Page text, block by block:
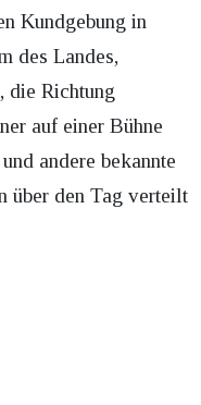
Kundgebung in
des Landes,
die Richtung
auf einer Bühne
andere bekannte
über den Tag verteilt